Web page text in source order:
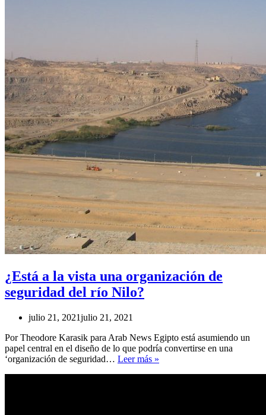
¿Está a la vista una organización de
seguridad del río Nilo?
julio 21, 2021julio 21, 2021
Por Theodore Karasik para Arab News Egipto está asumiendo un
papel central en el diseño de lo que podría convertirse en una
‘organización de seguridad… Leer más »